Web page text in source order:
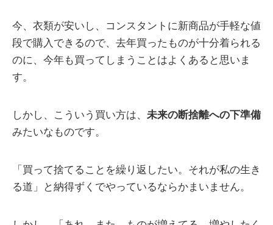
今、衣類が安いし、コンスタントに新商品が手軽な値
段で購入できるので、去年買ったものが十分着られる
のに、今年も買ってしまうことはよくあると思いま
す。
しかし、こういう買い方は、 未来の断捨離への下準備
みたいなものです。
「買って捨てることを繰り返したい。それが私の生き
る道」と納得ずくでやっているならかまいません。